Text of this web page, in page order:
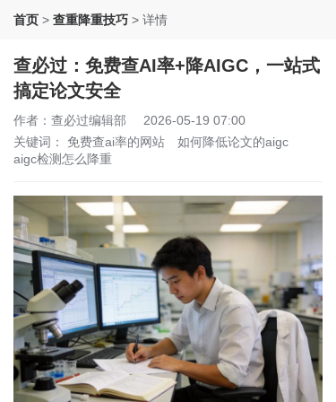
首页 > 查重降重技巧 > 详情
查必过：免费查AI率+降AIGC，一站式
搞定论文安全
作者：查必过编辑部
2026-05-19 07:00
关键词： 免费查ai率的网站
如何降低论文的aigc
aigc检测怎么降重